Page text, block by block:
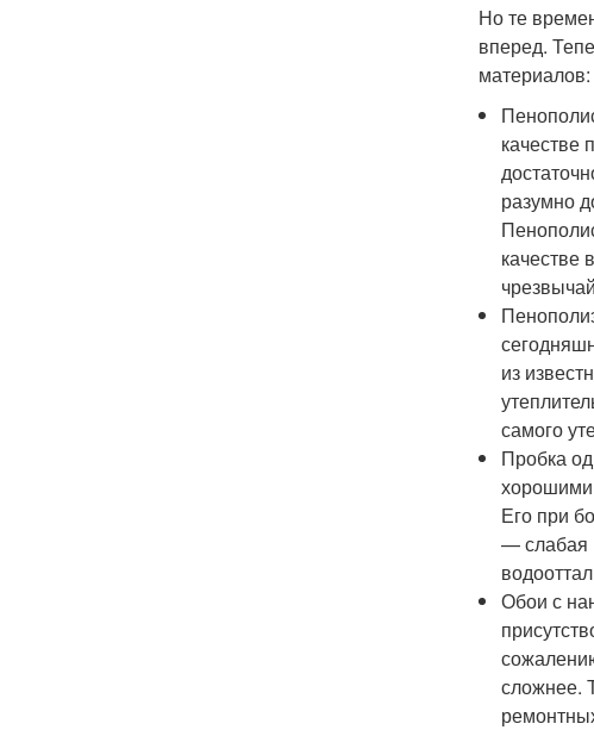
Но те
вперед.
материалов:
качестве
разумно
качестве
из
самого
Пробка
хорошими
Его при
— слабая
Обои с
сложнее.